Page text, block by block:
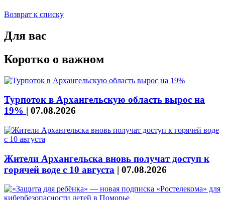
Возврат к списку
Для вас
Коротко о важном
Турпоток в Архангельскую область вырос на
19% | 07.08.2026
Жители Архангельска вновь получат доступ к
горячей воде с 10 августа | 07.08.2026